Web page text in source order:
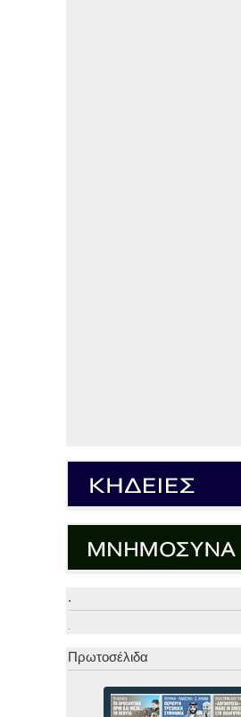
.
.
Πρωτοσέλιδα